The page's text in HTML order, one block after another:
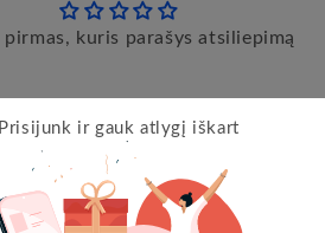
pirmas, kuris parašys atsiliepimą
Prisijunk ir gauk atlygį iškart